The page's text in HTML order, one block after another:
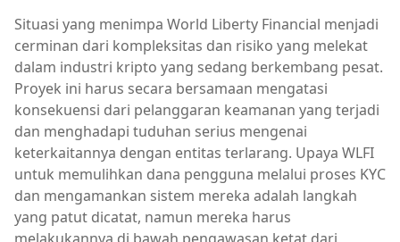
Situasi yang menimpa World Liberty Financial menjadi
cerminan dari kompleksitas dan risiko yang melekat
dalam industri kripto yang sedang berkembang pesat.
Proyek ini harus secara bersamaan mengatasi
konsekuensi dari pelanggaran keamanan yang terjadi
dan menghadapi tuduhan serius mengenai
keterkaitannya dengan entitas terlarang. Upaya WLFI
untuk memulihkan dana pengguna melalui proses KYC
dan mengamankan sistem mereka adalah langkah
yang patut dicatat, namun mereka harus
melakukannya di bawah pengawasan ketat dari